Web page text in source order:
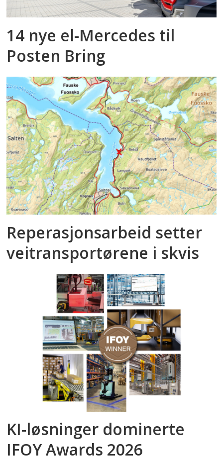
14 nye el-Mercedes til
Posten Bring
Reperasjonsarbeid setter
veitransportørene i skvis
KI-løsninger dominerte
IFOY Awards 2026